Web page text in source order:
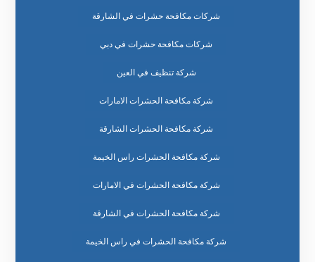
شركات مكافحة حشرات في الشارقة
شركات مكافحة حشرات في دبي
شركة تنظيف في العين
شركة مكافحة الحشرات الامارات
شركة مكافحة الحشرات الشارقة
شركة مكافحة الحشرات راس الخيمة
شركة مكافحة الحشرات في الامارات
شركة مكافحة الحشرات في الشارقة
شركة مكافحة الحشرات في راس الخيمة